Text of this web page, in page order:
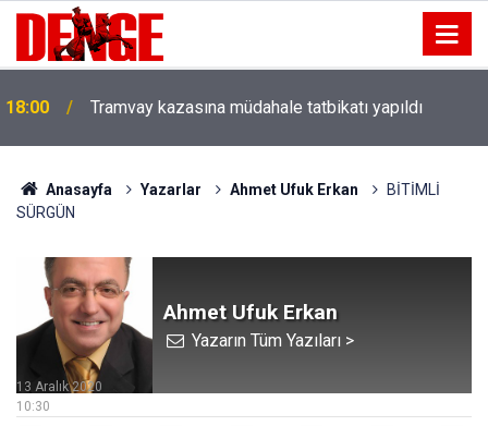
18:00 Tramvay kazasına müdahale tatbikatı yapıldı
Anasayfa Yazarlar Ahmet Ufuk Erkan
BİTİMLİ
SÜRGÜN
Ahmet Ufuk Erkan
Yazarın Tüm Yazıları >
10:30
13 Aralık 2020